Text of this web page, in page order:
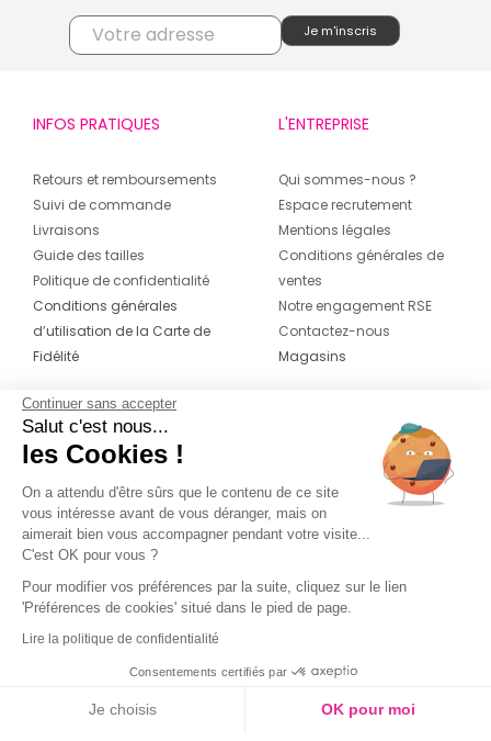
INFOS PRATIQUES
Retours et remboursements
Suivi de commande
Livraisons
Guide des tailles
Politique de confidentialité
Conditions générales
d’utilisation de la Carte de
Fidélité
L'ENTREPRISE
Qui sommes-nous ?
Espace recrutement
Mentions légales
Conditions générales de
ventes
Notre engagement RSE
Contactez-nous
Magasins
CONTACT
04 42 20 78 42
Du lundi au jeudi de 8h30 à 16h30 & le
vendredi de 8h30 à 15h30
Continuer sans accepter
Salut c'est nous...
les Cookies !
On a attendu d'être sûrs que le contenu de ce site
vous intéresse avant de vous déranger, mais on
aimerait bien vous accompagner pendant votre visite...
C'est OK pour vous ?
Pour modifier vos préférences par la suite, cliquez sur le lien
'Préférences de cookies' situé dans le pied de page.
Lire la politique de confidentialité
Consentements certifiés par
Je choisis OK pour moi